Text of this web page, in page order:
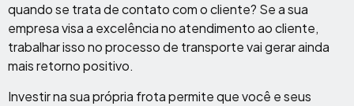
quando se trata de contato com o cliente? Se a sua
empresa visa a excelência no atendimento ao cliente,
trabalhar isso no processo de transporte vai gerar ainda
mais retorno positivo.
Investir na sua própria frota permite que você e seus